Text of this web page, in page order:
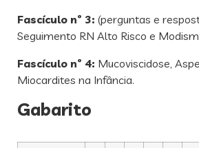
Fascículo nº 3: (perguntas e
Seguimento RN Alto Risco e
Fascículo nº 4: Mucoviscidose,
Miocardites na Infância.
Gabarito